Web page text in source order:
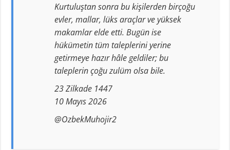
Kurtuluştan sonra bu kişilerden birçoğu
evler, mallar, lüks araçlar ve yüksek
makamlar elde etti. Bugün ise
hükümetin tüm taleplerini yerine
getirmeye hazır hâle geldiler; bu
taleplerin çoğu zulüm olsa bile.
23 Zilkade 1447
10 Mayıs 2026
@OzbekMuhojir2